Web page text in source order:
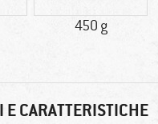
450 g
CARATTERISTICHE